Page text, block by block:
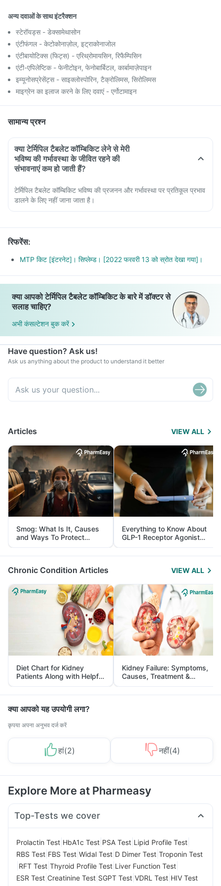
अन्य दवाओं के साथ इंटरैक्शन
स्टेरॉयड्स - डेक्सामेथासोन
एंटीफंगल - केटोकोनाज़ोल, इट्राकोनाजोल
एंटीबायोटिक्स (फिट्स) - एरिथ्रोमायसिन, रिफैम्पिसिन
एंटी-एपिलेप्टिक - फेनीटोइन, फेनोबार्बिटल, कार्बामाज़ेपाइन
इम्यूनोसप्रेसेंट्स - साइक्लोस्पोरिन, टैक्रोलिमस, सिरोलिमस
माइग्रेन का इलाज करने के लिए दवाएं - एर्गोटामाइन
सामान्य प्रश्न
क्या टेर्मिपिल टैबलेट कॉम्बिकिट लेने से मेरी
भविष्य की गर्भावस्था के जीवित रहने की
संभावनाएं कम हो जाती हैं?
टेर्मिपिल टैबलेट कॉम्बिकिट भविष्य की प्रजनन और गर्भावस्था पर प्रतिकूल प्रभाव
डालने के लिए नहीं जाना जाता है।
रिफरेंस:
MTP किट [इंटरनेट]। सिप्लेम्ड। [2022 फरवरी 13 को स्रोत देखा गया]।
क्या आपको टेर्मिपिल टैबलेट कॉम्बिकिट के बारे में डॉक्टर से
सलाह चाहिए?
अभी कंसल्टेशन बुक करें
Have question? Ask us!
Ask us anything about the product to understand it better
Articles VIEW ALL
Smog: What Is It, Causes
and Ways To Protect
Yourself From It
Everything to Know About
GLP-1 Receptor Agonist
and Its Role in Weight
Management
Chronic Condition Articles VIEW ALL
Diet Chart for Kidney
Patients Along with Helpful
Tips
Kidney Failure: Symptoms,
Causes, Treatment &
Prevention
क्या आपको यह उपयोगी लगा?
कृपया अपना अनुभव दर्ज करें
हां(2) नहीं(4)
Explore More at Pharmeasy
Top-Tests we cover
Prolactin Test HbA1c Test PSA Test Lipid Profile Test
RBS Test FBS Test Widal Test D Dimer Test Troponin Test
RFT Test Thyroid Profile Test Liver Function Test
ESR Test Creatinine Test SGPT Test VDRL Test HIV Test